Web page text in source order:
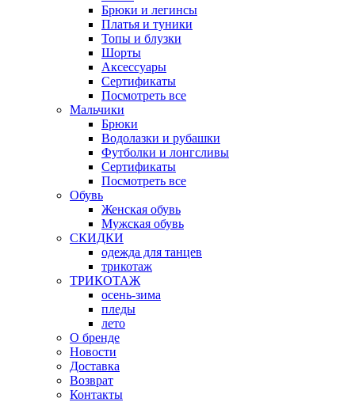
Брюки и легинсы
Платья и туники
Топы и блузки
Шорты
Аксессуары
Сертификаты
Посмотреть все
Мальчики
Брюки
Водолазки и рубашки
Футболки и лонгсливы
Сертификаты
Посмотреть все
Обувь
Женская обувь
Мужская обувь
СКИДКИ
одежда для танцев
трикотаж
ТРИКОТАЖ
осень-зима
пледы
лето
О бренде
Новости
Доставка
Возврат
Контакты